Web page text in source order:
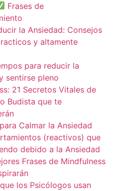
Frases de
la Ansiedad: Consejos
y altamente
para reducir la
sentirse pleno
21 Secretos Vitales de
Budista que te
Calmar la Ansiedad
(reactivos) que
debido a la Ansiedad
Frases de Mindfulness
los Psicólogos usan